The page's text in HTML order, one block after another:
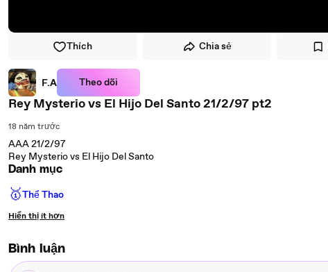
Thích Chia sẻ
F.A Theo dõi
Rey Mysterio vs El Hijo Del Santo 21/2/97 pt2
18 năm trước
AAA 21/2/97
Rey Mysterio vs El Hijo Del Santo
Danh mục
🥇Thể Thao
Hiển thị ít hơn
Bình luận